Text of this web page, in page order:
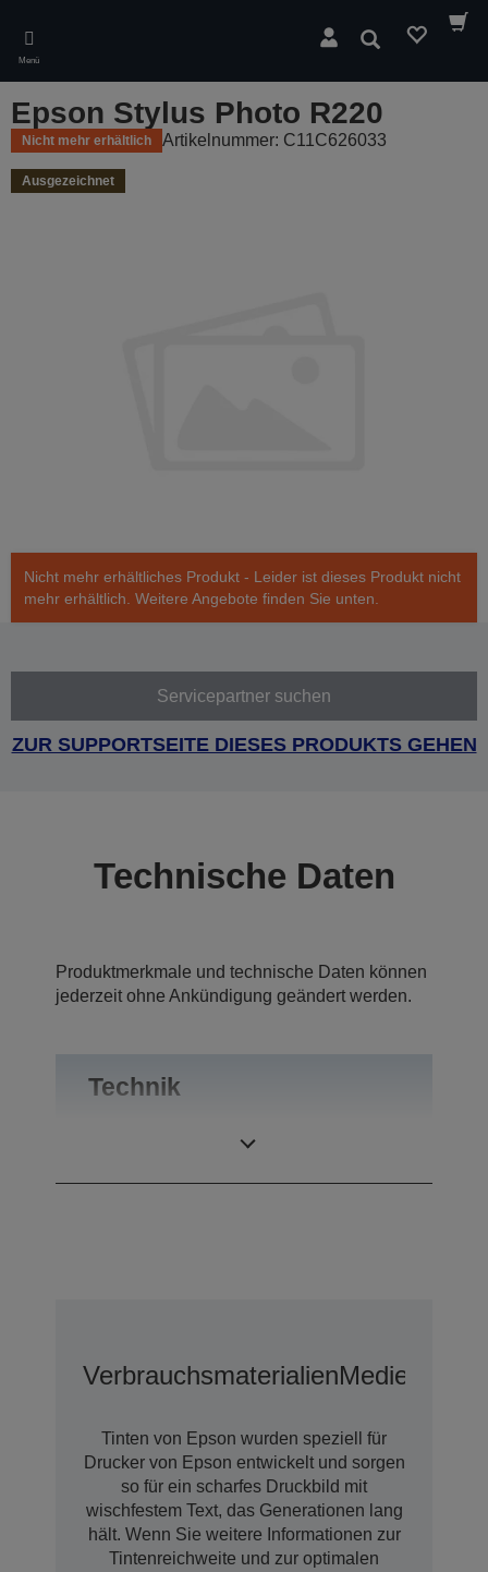
main
content
Menü
Suchen
Epson Stylus Photo R220
Nicht mehr erhältlich Artikelnummer: C11C626033
Ausgezeichnet
Nicht mehr erhältliches Produkt - Leider ist dieses Produkt nicht
mehr erhältlich. Weitere Angebote finden Sie unten.
Servicepartner suchen
ZUR SUPPORTSEITE DIESES PRODUKTS GEHEN
Technische Daten
Produktmerkmale und technische Daten können
jederzeit ohne Ankündigung geändert werden.
Technik
VerbrauchsmaterialienMedien
Tinten von Epson wurden speziell für
Drucker von Epson entwickelt und sorgen
so für ein scharfes Druckbild mit
wischfestem Text, das Generationen lang
hält. Wenn Sie weitere Informationen zur
Tintenreichweite und zur optimalen